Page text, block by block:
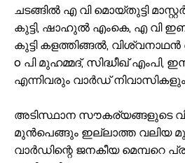
ചടങ്ങിൽ എ വി മൊയ്‌തുട്ടി
കുട്ടി, ഷാഹുൽ എംകെ, എ വി
കുട്ടി കളത്തിങ്ങൽ,
o പി മുഹമ്മദ്, സിദ്ധീഖ് എംപി,
എന്നിവരും വാർഡ്
അടിസ്ഥാന സൗകര്യങ്ങളുടെ
മുൻപെങ്ങും ഇല്ലാത്ത വലിയ
വാർഡിന്റെ ജനകീയ മെമ്പറെ